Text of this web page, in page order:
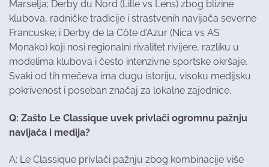
Marselja; Derby du Nord (Lille vs Lens) zbog blizine
klubova, radničke tradicije i strastvenih navijača severne
Francuske; i Derby de la Côte d’Azur (Nica vs AS
Monako) koji nosi regionalni rivalitet rivijere, razliku u
modelima klubova i često intenzivne sportske okršaje.
Svaki od tih mečeva ima dugu istoriju, visoku medijsku
pokrivenost i poseban značaj za lokalne zajednice.
Q: Zašto Le Classique uvek privlači ogromnu pažnju
navijača i medija?
A: Le Classique privlači pažnju zbog kombinacije više